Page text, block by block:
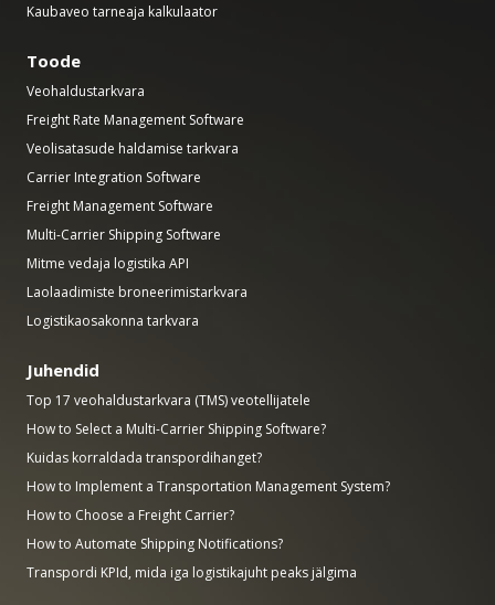
Kaubaveo tarneaja kalkulaator
Toode
Veohaldustarkvara
Freight Rate Management Software
Veolisatasude haldamise tarkvara
Carrier Integration Software
Freight Management Software
Multi-Carrier Shipping Software
Mitme vedaja logistika API
Laolaadimiste broneerimistarkvara
Logistikaosakonna tarkvara
Juhendid
Top 17 veohaldustarkvara (TMS) veotellijatele
How to Select a Multi-Carrier Shipping Software?
Kuidas korraldada transpordihanget?
How to Implement a Transportation Management System?
How to Choose a Freight Carrier?
How to Automate Shipping Notifications?
Transpordi KPId, mida iga logistikajuht peaks jälgima